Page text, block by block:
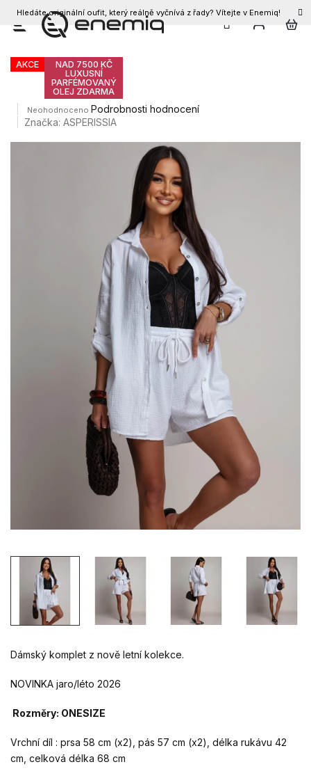
Přejít
Hledáte originální oufit, který reálně vyčnívá z řady? Vítejte v Enemiq!
CZK
Dámský komplet AGGIO
AKCE
NAD 7500 KČ
LUXUSNÍ
PARFÉMOVANÝ
OLEJ ZDARMA
Průměrné
hodnocení
Neohodnoceno Podrobnosti hodnocení
Značka:ASPERISSIA
Dámský komplet z nově letní kolekce.
NOVINKA jaro/léto 2026
Rozměry: ONESIZE
Vrchní díl : prsa 58 cm (x2), pás 57 cm (x2), délka rukávu 42
cm, celková délka 68 cm